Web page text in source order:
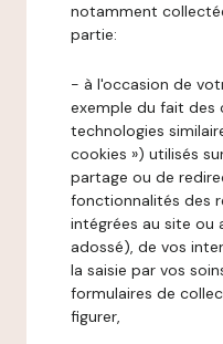
notamment
partie:
- à l'occasion de
exemple du fait des
technologies
cookies ») utilisés
partage ou de
fonctionnalités des
intégrées au site ou
adossé), de vos
la saisie par vos
formulaires de
figurer,